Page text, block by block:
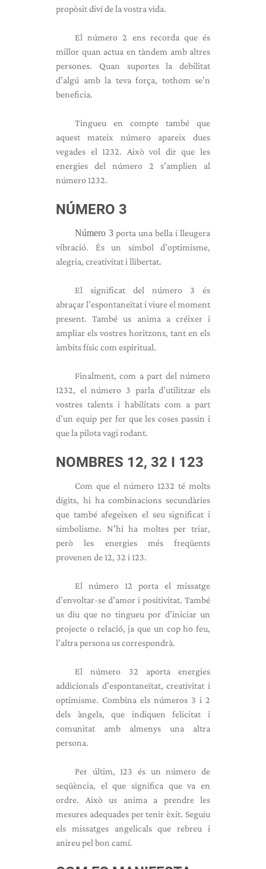
propòsit diví de la vostra vida.
El número 2 ens recorda que és
millor quan actua en tàndem amb altres
persones. Quan suportes la debilitat
d’algú amb la teva força, tothom se’n
beneficia.
Tingueu en compte també que
aquest mateix número apareix dues
vegades el 1232. Això vol dir que les
energies del número 2 s’amplien al
número 1232.
NÚMERO 3
Número 3 porta una bella i lleugera
vibració. És un símbol d’optimisme,
alegria, creativitat i llibertat.
El significat del número 3 és
abraçar l’espontaneïtat i viure el moment
present. També us anima a créixer i
ampliar els vostres horitzons, tant en els
àmbits físic com espiritual.
Finalment, com a part del número
1232, el número 3 parla d’utilitzar els
vostres talents i habilitats com a part
d’un equip per fer que les coses passin i
que la pilota vagi rodant.
NOMBRES 12, 32 I 123
Com que el número 1232 té molts
dígits, hi ha combinacions secundàries
que també afegeixen el seu significat i
simbolisme. N’hi ha moltes per triar,
però les energies més freqüents
provenen de 12, 32 i 123.
El número 12 porta el missatge
d’envoltar-se d’amor i positivitat. També
us diu que no tingueu por d’iniciar un
projecte o relació, ja que un cop ho feu,
l’altra persona us correspondrà.
El número 32 aporta energies
addicionals d’espontaneïtat, creativitat i
optimisme. Combina els números 3 i 2
dels àngels, que indiquen felicitat i
comunitat amb almenys una altra
persona.
Per últim, 123 és un número de
seqüència, el que significa que va en
ordre. Això us anima a prendre les
mesures adequades per tenir èxit. Seguiu
els missatges angelicals que rebreu i
anireu pel bon camí.